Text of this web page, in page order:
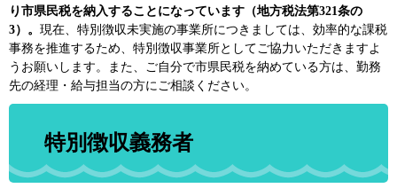
り市県民税を納入することになっています（地方税法第321条の
3）。 現在、特別徴収未実施の事業所につきましては、効率的な課税
事務を推進するため、特別徴収事業所としてご協力いただきますよ
うお願いします。また、ご自分で市県民税を納めている方は、勤務
先の経理・給与担当の方にご相談ください。
特別徴収義務者